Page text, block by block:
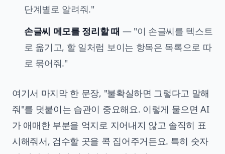
단계별로 알려줘."
손글씨 메모를 정리할 때 — "이 손글씨를 텍스트
로 옮기고, 할 일처럼 보이는 항목은 목록으로 따
로 묶어줘."
여기서 마지막 한 문장, "불확실하면 그렇다고 말해
줘"를 덧붙이는 습관이 중요해요. 이렇게 물으면 AI
가 애매한 부분을 억지로 지어내지 않고 솔직히 표
시해줘서, 검수할 곳을 콕 집어주거든요. 특히 숫자